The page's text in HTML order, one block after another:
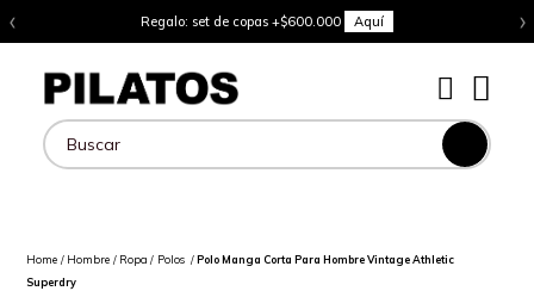
‹ Regalo: set de copas +$600.000 Aquí ›
Buscar
Hombre Ropa Polos
Polo Manga Corta Para Hombre Vintage Athletic
Superdry